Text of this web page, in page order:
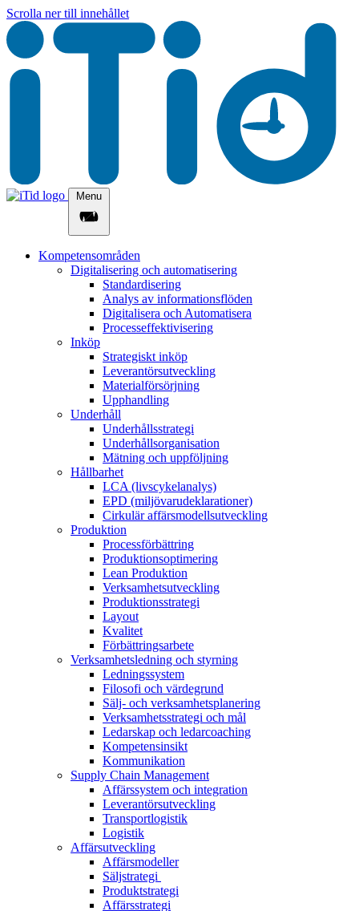
Scrolla ner till innehållet
Kompetensområden
Digitalisering och automatisering
Standardisering
Analys av informationsflöden​
Digitalisera och Automatisera
Processeffektivisering
Inköp
Strategiskt inköp
Leverantörsutveckling
Materialförsörjning
Upphandling
Underhåll
Underhållsstrategi
Underhållsorganisation
Mätning och uppföljning
Hållbarhet
LCA (livscykelanalys)
EPD (miljövarudeklarationer)​
Cirkulär affärsmodellsutveckling​
Produktion
Processförbättring​
Produktionsoptimering​
Lean Produktion​
Verksamhetsutveckling​
Produktionsstrategi​
Layout​
Kvalitet
Förbättringsarbete
Verksamhetsledning och styrning
Ledningssystem
Filosofi och värdegrund
Sälj- och verksamhetsplanering
Verksamhetsstrategi och mål
Ledarskap och ledarcoaching
Kompetensinsikt
Kommunikation
Supply Chain Management
Affärssystem och integration
Leverantörsutveckling
Transportlogistik
Logistik
Affärsutveckling
Affärsmodeller
Säljstrategi ​
Produktstrategi​
Affärsstrategi​​